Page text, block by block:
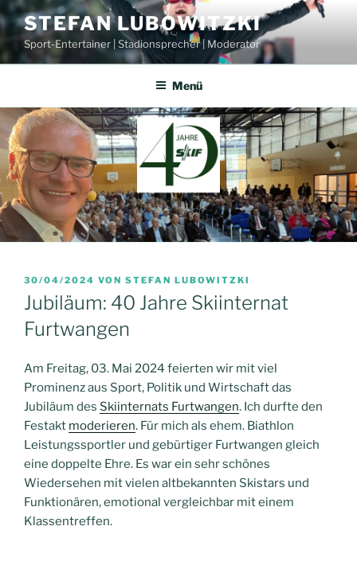
Zum
Inhalt
springen
STEFAN LUBOWITZKI
Sport-Entertainer | Stadionsprecher | Moderator
Menü
VERÖFFENTLICHT
AM
30/04/2024 VON STEFAN LUBOWITZKI
Jubiläum: 40 Jahre Skiinternat
Furtwangen
Am Freitag, 03. Mai 2024 feierten wir mit viel
Prominenz aus Sport, Politik und Wirtschaft das
Jubiläum des Skiinternats Furtwangen. Ich durfte den
Festakt moderieren. Für mich als ehem. Biathlon
Leistungssportler und gebürtiger Furtwangen gleich
eine doppelte Ehre. Es war ein sehr schönes
Wiedersehen mit vielen altbekannten Skistars und
Funktionären, emotional vergleichbar mit einem
Klassentreffen.